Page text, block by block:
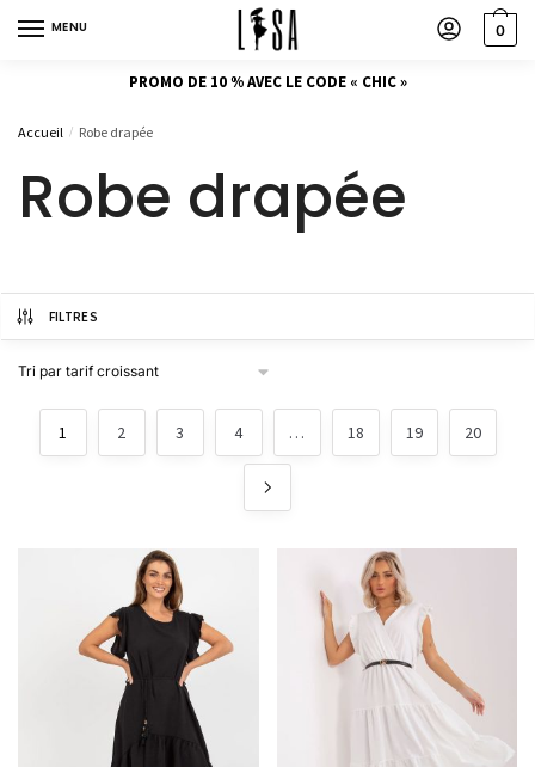
MENU 0
PROMO DE 10 % AVEC LE CODE « CHIC »
Accueil / Robe drapée
Robe drapée
FILTRES
1 2 3 4 … 18 19 20